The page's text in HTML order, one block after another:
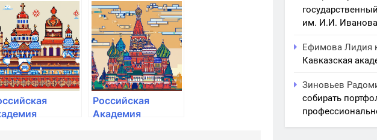
и
при
РФ
хозяйства и
государственной
службы при
Президенте РФ
Российская
Академия
им. И.И. Иванова
Ефимова Лидия
Кавказская
Зиновьев
собирать